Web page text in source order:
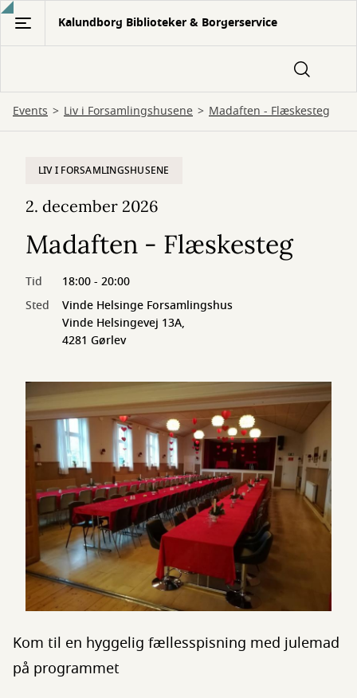
Gå
hovedindhold
Kalundborg Biblioteker & Borgerservice
Events Liv i Forsamlingshusene Madaften - Flæskesteg
LIV I FORSAMLINGSHUSENE
2. december 2026
Madaften - Flæskesteg
Tid
18:00 - 20:00
Sted
Vinde Helsinge Forsamlingshus
Vinde Helsingevej 13A,
4281 Gørlev
Kom til en hyggelig fællesspisning med julemad
på programmet